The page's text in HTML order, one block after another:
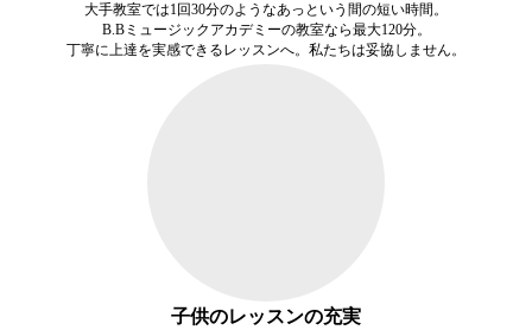
大手教室では1回30分のようなあっという間の短い時間。
B.Bミュージックアカデミーの教室なら最大120分。
丁寧に上達を実感できるレッスンへ。私たちは妥協しません。
子供のレッスンの充実